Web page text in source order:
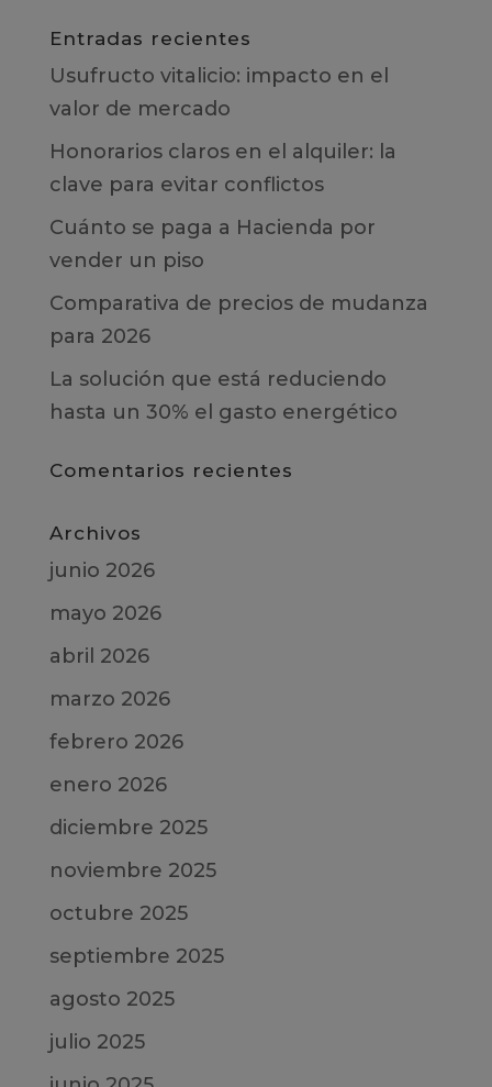
Entradas recientes
Usufructo vitalicio: impacto en el
valor de mercado
Honorarios claros en el alquiler: la
clave para evitar conflictos
Cuánto se paga a Hacienda por
vender un piso
Comparativa de precios de mudanza
para 2026
La solución que está reduciendo
hasta un 30% el gasto energético
Comentarios recientes
Archivos
junio 2026
mayo 2026
abril 2026
marzo 2026
febrero 2026
enero 2026
diciembre 2025
noviembre 2025
octubre 2025
septiembre 2025
agosto 2025
julio 2025